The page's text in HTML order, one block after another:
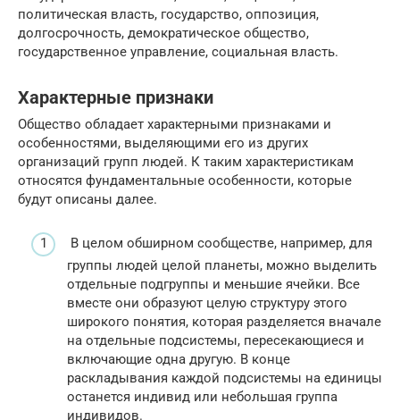
политическая власть, государство, оппозиция,
долгосрочность, демократическое общество,
государственное управление, социальная власть.
Характерные признаки
Общество обладает характерными признаками и
особенностями, выделяющими его из других
организаций групп людей. К таким характеристикам
относятся фундаментальные особенности, которые
будут описаны далее.
В целом обширном сообществе, например, для
группы людей целой планеты, можно выделить
отдельные подгруппы и меньшие ячейки. Все
вместе они образуют целую структуру этого
широкого понятия, которая разделяется вначале
на отдельные подсистемы, пересекающиеся и
включающие одна другую. В конце
раскладывания каждой подсистемы на единицы
останется индивид или небольшая группа
индивидов.